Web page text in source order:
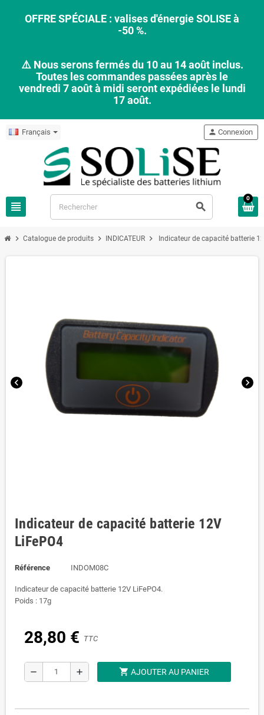
OFFRE SPÉCIALE : valises d'énergie SOLISE à
-50 %.
⚠️ Nous serons fermés du 10 au 14 août inclus.
Toutes les commandes passées après le
vendredi 7 août à midi seront expédiées le lundi
17 août.
Français
view_headline search
person Connexion
0
chevron_right Catalogue de produits chevron_right INDICATEUR chevron_right Indicateur de capacité batterie
chevron_left chevron_right
Indicateur de capacité batterie 12V
LiFePO4
Référence INDOM08C
Indicateur de capacité batterie 12V LiFePO4.
Poids : 17g
28,80 € TTC
remove add shopping_cart AJOUTER AU PANIER